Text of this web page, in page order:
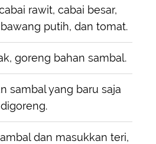
rawit, cabai besar,
putih, dan tomat.
goreng bahan sambal.
sambal yang baru saja
digoreng.
dan masukkan teri,